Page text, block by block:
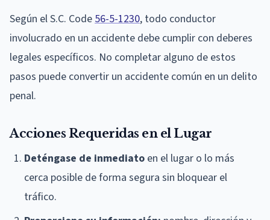
Según el S.C. Code 56-5-1230, todo conductor
involucrado en un accidente debe cumplir con deberes
legales específicos. No completar alguno de estos
pasos puede convertir un accidente común en un delito
penal.
Acciones Requeridas en el Lugar
Deténgase de inmediato en el lugar o lo más
cerca posible de forma segura sin bloquear el
tráfico.